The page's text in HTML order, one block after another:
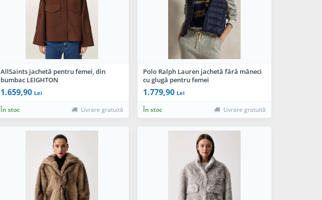
AllSaints jachetă pentru femei, din
bumbac LEIGHTON
1.659,90 Lei
În stoc Livrare gratuită
Polo Ralph Lauren jachetă fără mâneci
cu glugă pentru femei
1.779,90 Lei
În stoc Livrare gratuită